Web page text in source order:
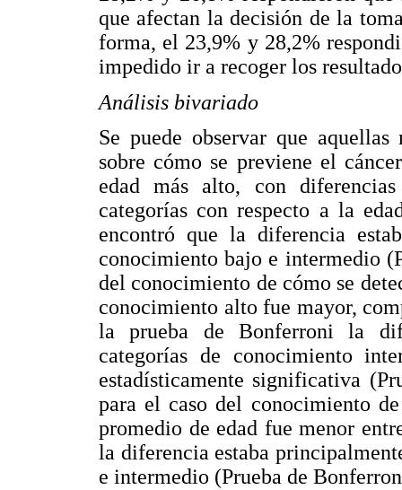
que afectan la decisión de la
forma, el 23,9% y 28,2%
impedido ir a recoger los
Análisis bivariado
Se puede observar que
sobre cómo se previene el
edad más alto, con
categorías con respecto a la
encontró que la diferencia
conocimiento bajo e intermedio
del conocimiento de cómo se
conocimiento alto fue mayor,
la prueba de Bonferroni la
categorías de conocimiento
estadísticamente significativa
para el caso del conocimiento
promedio de edad fue menor
la diferencia estaba
e intermedio (Prueba de